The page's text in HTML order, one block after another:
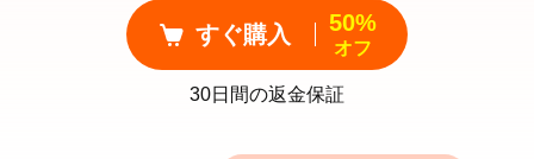
すぐ購入 50%
オフ
30日間の返金保証